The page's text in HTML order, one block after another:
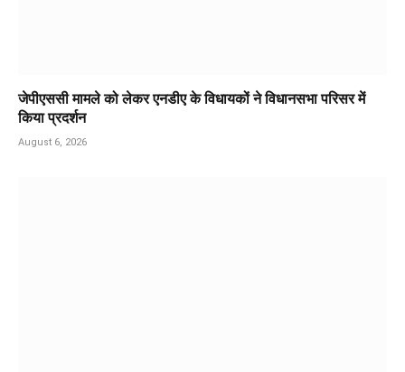
जेपीएससी मामले को लेकर एनडीए के विधायकों ने विधानसभा परिसर में
किया प्रदर्शन
August 6, 2026